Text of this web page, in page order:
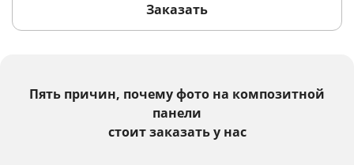
Заказать
Пять причин, почему фото на композитной
панели
стоит заказать у нас